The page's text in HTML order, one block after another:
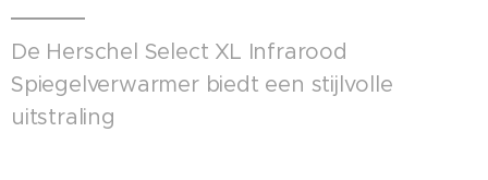
De Herschel Select XL Infrarood
Spiegelverwarmer biedt een stijlvolle
uitstraling